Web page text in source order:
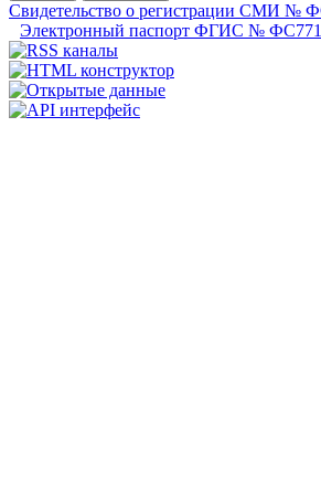
Свидетельство о регистрации СМИ №
Электронный паспорт ФГИС №